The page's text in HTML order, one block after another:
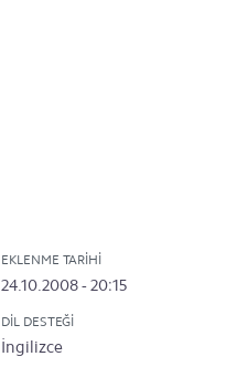
EKLENME TARIHI
24.10.2008 - 20:15
DIL DESTEĞI
İngilizce